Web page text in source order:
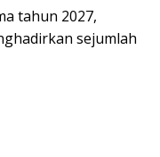
tahun 2027,
sejumlah